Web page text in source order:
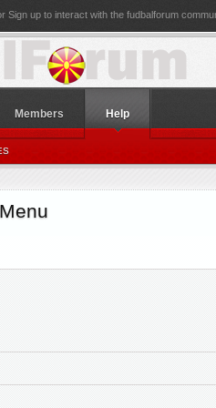
Sign up to interact with the fudbalforum
Members Help